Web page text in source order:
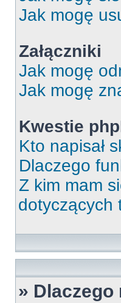
Jak mogę
Załączniki
Jak mogę
Jak mogę
Kwestie
Kto napisał
Dlaczego
Z kim mam
dotyczących
» Dlaczego